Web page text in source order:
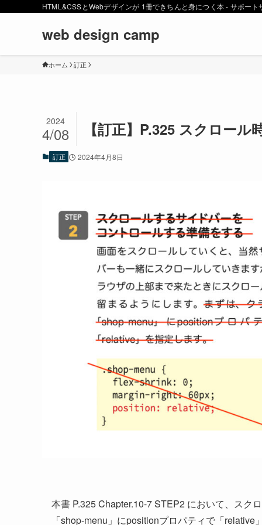
HTML&CSSとWebデザインが 1冊できちんと身につく本 - サポート
web design camp
ホーム 訂正
【訂正】P.325 スクロー
2024
4/08
訂正 2024年4月8日
本書 P.325 Chapter.10-7 STEP2 において、スク
「shop-menu」にpositionプロパティで「